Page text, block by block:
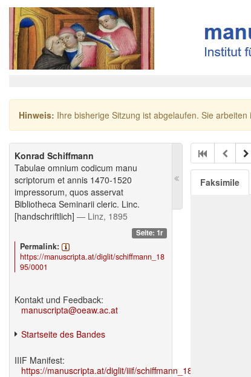
Hinweis: Ihre bisherige Sitzung ist abgelaufen. Sie
Konrad Schiffmann
Tabulae omnium codicum manu
scriptorum et annis 1470-1520
impressorum, quos asservat
Bibliotheca Seminarii cleric. Linc.
[handschriftlich] — Linz, 1895
Seite: 1r
Permalink:
https://manuscripta.at/diglit/schiffmann_18
95/0001
Kontakt und Feedback:
manuscripta@oeaw.ac.at
Startseite des Bandes
IIIF Manifest:
https://manuscripta.at/diglit/iiif/schiffmann_1895/manifest.json
Faksimile